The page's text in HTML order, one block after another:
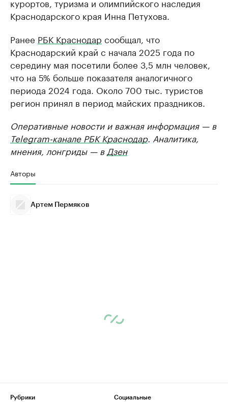
Краснодарского края Инна Петухова.
Ранее РБК Краснодар сообщал, что
Краснодарский край с начала 2025 года по
середину мая посетили более 3,5 млн человек,
что на 5% больше показателя аналогичного
периода 2024 года. Около 700 тыс. туристов
регион принял в период майских праздников.
Оперативные новости и важная информация — в
Telegram-канале РБК Краснодар. Аналитика,
мнения, лонгриды — в Дзен
Авторы
Артем Пермяков
Рубрики
Социальные